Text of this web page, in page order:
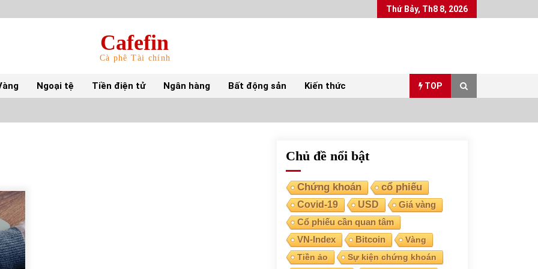
Thứ Bảy, Th8 8, 2026
Cafefin
Cà phê Tài chính
Ngoại tệ Tiền điện tử Ngân hàng Bất động sản Kiến thức TOP
Top 10 mặt hàng Việt Nam xuất khẩu nhiều
nhất tháng 5/2022
Bất ổn từ các cuộc đấu giá đất ở Thanh Hoá
31/05/2022
Chứng khoán ngày 30/5/2022: Top 10 cổ
Chủ đề nổi bật
Chứng khoán cổ phiếu
Covid-19 USD
Giá vàng
Cổ phiếu cần quan tâm
VN-Index Bitcoin
Vàng
Tiền ảo
Sự kiện chứng khoán